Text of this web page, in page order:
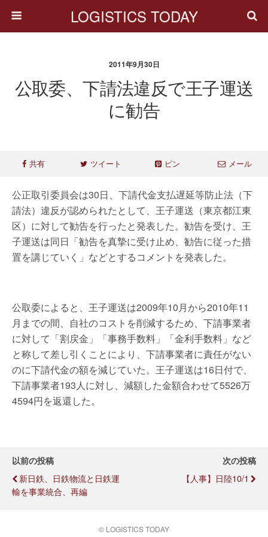
LOGISTICS TODAY
2011年9月30日
公取委、下請法違反で王子運送
に勧告
共有 ツイート ピン メール
公正取引委員会は30日、下請代金支払遅延等防止法（下
請法）違反が認められたとして、王子運送（東京都江東
区）に対して勧告を行ったと発表した。勧告を受け、王
子運送は同日「勧告を真摯に受け止め、勧告に従った措
置を講じていく」などとするコメントを発表した。
公取委によると、王子運送は2009年10月から2010年11
月までの間、自社のコストを削減するため、下請事業者
に対して「割戻金」「事務手数料」「金利手数料」など
と称して差し引くことにより、下請事業者に責任がない
のに下請代金の額を減じていた。王子運送は16日付で、
下請事業者193人に対し、減額した金額合わせて5526万
4594円を返還した。
以前の投稿
新日鉄、日鉄物流と日鉄運
輸を事業統合、再編
次の投稿
【人事】日陸10/1
© LOGISTICS TODAY